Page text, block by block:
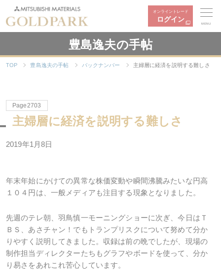
オンライントレード
ログイン
MENU
豊島逸夫の手帖
TOP 豊島逸夫の手帖 バックナンバー 主婦層に経済を説明する難しさ
Page2703
主婦層に経済を説明する難しさ
2019年1月8日
年末年始にかけての異常な株価変動や瞬間沸騰みたいな円高
１０４円は、一般メディアも注目する現象となりました。
先週のテレ朝、羽鳥慎一モーニングショーに次ぎ、今日はＴ
ＢＳ、あさチャン！でもトランプリスクについて努めて分か
りやすく説明してきました。収録は前の晩でしたが、現場の
制作担当ディレクターたちもグラフやボードを使って、分か
り易さをあれこれ苦心しています。